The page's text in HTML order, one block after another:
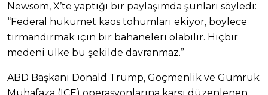
Newsom, X’te yaptığı bir paylaşımda şunları söyledi:
“Federal hükümet kaos tohumları ekiyor, böylece
tırmandırmak için bir bahaneleri olabilir. Hiçbir
medeni ülke bu şekilde davranmaz.”
ABD Başkanı Donald Trump, Göçmenlik ve Gümrük